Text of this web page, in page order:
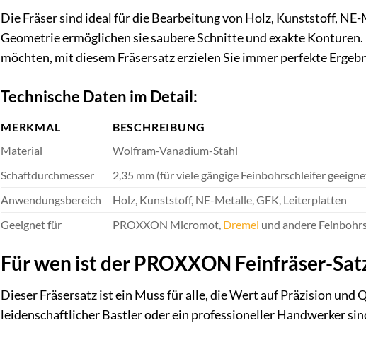
Die Fräser sind ideal für die Bearbeitung von Holz, Kunststoff,
Geometrie ermöglichen sie saubere Schnitte und exakte
möchten, mit diesem Fräsersatz erzielen Sie immer perfekte
Technische Daten im Detail:
MERKMAL
BESCHREIBUNG
Material
Wolfram-Vanadium-Stahl
Schaftdurchmesser
2,35 mm (für viele gängige Feinbohrschleifer
Anwendungsbereich
Holz, Kunststoff, NE-Metalle, GFK, Leiterplatten
Geeignet für
PROXXON Micromot, Dremel und andere
Für wen ist der PROXXON Feinfräser-
Dieser Fräsersatz ist ein Muss für alle, die Wert auf Präzision und
leidenschaftlicher Bastler oder ein professioneller Handwerker